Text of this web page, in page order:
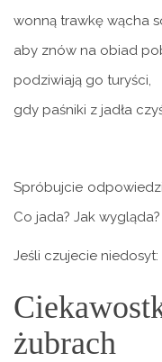
wonną trawkę wącha
aby znów na obiad
podziwiają go turyści,
gdy paśniki z jadła
Spróbujcie
Co jada? Jak wygląda?
Jeśli czujecie niedosyt:
żubrach